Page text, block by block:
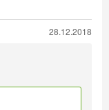
28.12.2018